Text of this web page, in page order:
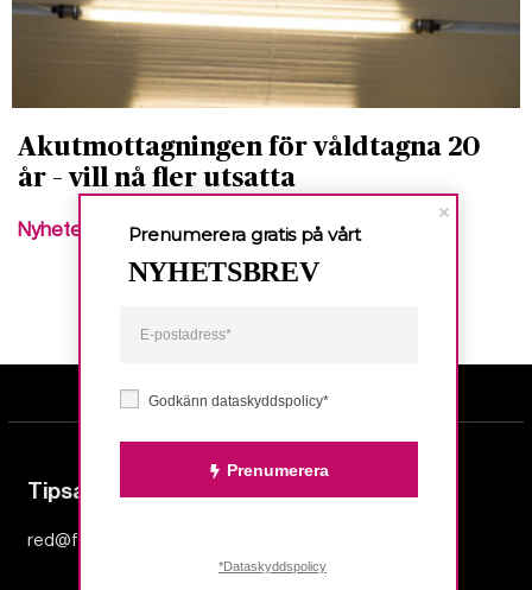
Akutmottagningen för våldtagna 20
år – vill nå fler utsatta
Nyheter
Tipsa redaktionen
red@fempers.se
Godkänn dataskyddspolicy*
Prenumerera
Prenumerera gratis på vårt
NYHETSBREV
*Dataskyddspolicy